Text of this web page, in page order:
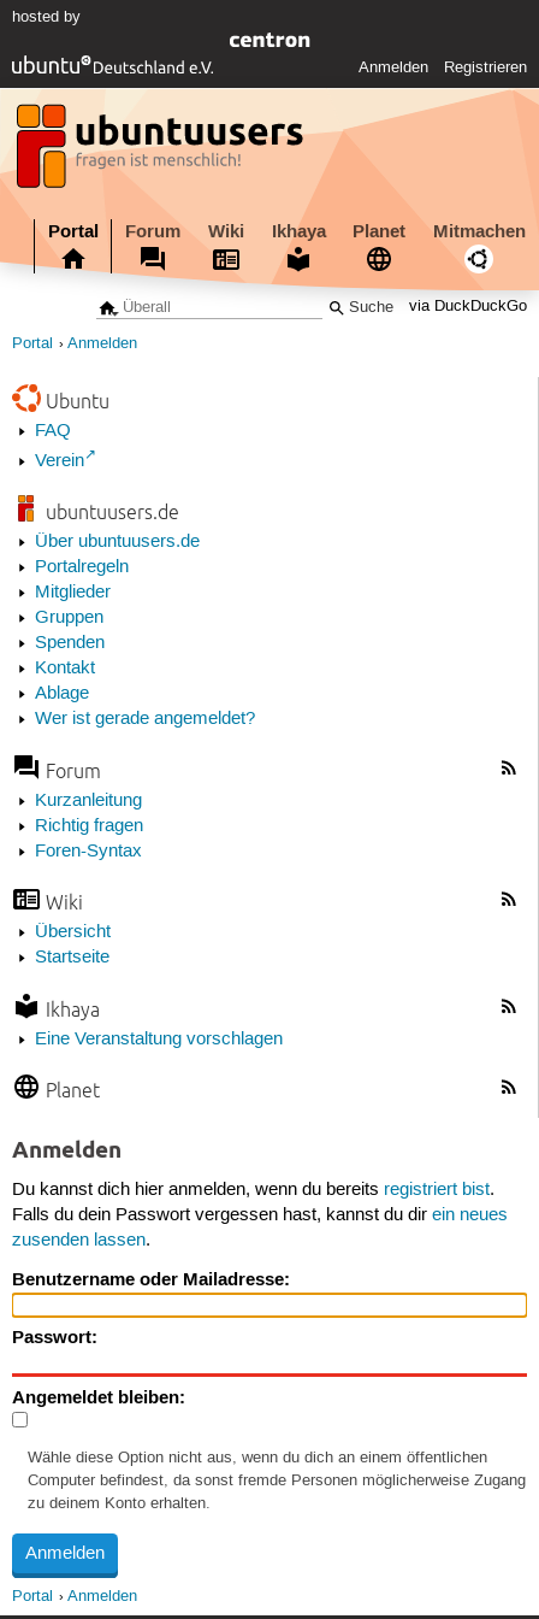
hosted by
Anmelden Registrieren
Portal Forum Wiki Ikhaya Planet Mitmachen
via DuckDuckGo
Portal Anmelden
Ubuntu
FAQ
Verein
ubuntuusers.de
Über ubuntuusers.de
Portalregeln
Mitglieder
Gruppen
Spenden
Kontakt
Ablage
Wer ist gerade angemeldet?
Forum
Kurzanleitung
Richtig fragen
Foren-Syntax
Wiki
Übersicht
Startseite
Ikhaya
Eine Veranstaltung vorschlagen
Planet
Anmelden
Du kannst dich hier anmelden, wenn du bereits registriert bist.
Falls du dein Passwort vergessen hast, kannst du dir ein neues
zusenden lassen.
Benutzername oder Mailadresse:
Passwort:
Angemeldet bleiben:
Wähle diese Option nicht aus, wenn du dich an einem öffentlichen
Computer befindest, da sonst fremde Personen möglicherweise Zugang
zu deinem Konto erhalten.
Portal Anmelden